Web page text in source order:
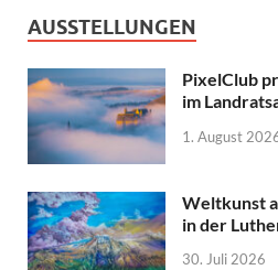
AUSSTELLUNGEN
PixelClub
im
1. August
Weltkunst
in der
30. Juli 2026